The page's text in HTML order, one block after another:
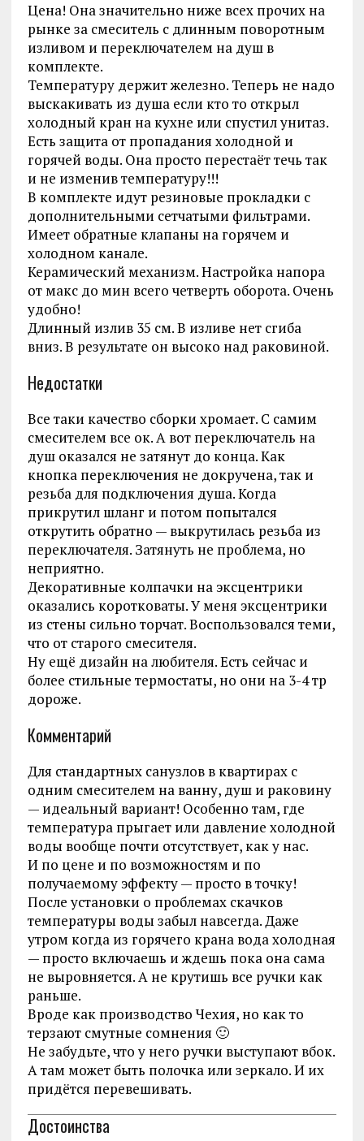
Цена! Она значительно ниже всех прочих на
рынке за смеситель с длинным поворотным
изливом и переключателем на душ в
комплекте.
Температуру держит железно. Теперь не надо
выскакивать из душа если кто то открыл
холодный кран на кухне или спустил унитаз.
Есть защита от пропадания холодной и
горячей воды. Она просто перестаёт течь так
и не изменив температуру!!!
В комплекте идут резиновые прокладки с
дополнительными сетчатыми фильтрами.
Имеет обратные клапаны на горячем и
холодном канале.
Керамический механизм. Настройка напора
от макс до мин всего четверть оборота. Очень
удобно!
Длинный излив 35 см. В изливе нет сгиба
вниз. В результате он высоко над раковиной.
Недостатки
Все таки качество сборки хромает. С самим
смесителем все ок. А вот переключатель на
душ оказался не затянут до конца. Как
кнопка переключения не докручена, так и
резьба для подключения душа. Когда
прикрутил шланг и потом попытался
открутить обратно — выкрутилась резьба из
переключателя. Затянуть не проблема, но
неприятно.
Декоративные колпачки на эксцентрики
оказались коротковаты. У меня эксцентрики
из стены сильно торчат. Воспользовался теми,
что от старого смесителя.
Ну ещё дизайн на любителя. Есть сейчас и
более стильные термостаты, но они на 3-4 тр
дороже.
Комментарий
Для стандартных санузлов в квартирах с
одним смесителем на ванну, душ и раковину
— идеальный вариант! Особенно там, где
температура прыгает или давление холодной
воды вообще почти отсутствует, как у нас.
И по цене и по возможностям и по
получаемому эффекту — просто в точку!
После установки о проблемах скачков
температуры воды забыл навсегда. Даже
утром когда из горячего крана вода холодная
— просто включаешь и ждешь пока она сама
не выровняется. А не крутишь все ручки как
раньше.
Вроде как производство Чехия, но как то
терзают смутные сомнения 🙂
Не забудьте, что у него ручки выступают вбок.
А там может быть полочка или зеркало. И их
придётся перевешивать.
Достоинства